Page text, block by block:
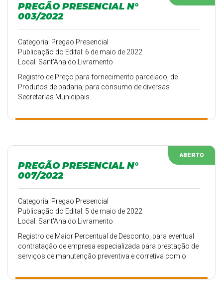
PREGÃO PRESENCIAL N°
003/2022
Categoria: Pregao Presencial
Publicação do Edital: 6 de maio de 2022
Local: Sant'Ana do Livramento
Registro de Preço para fornecimento parcelado, de
Produtos de padaria, para consumo de diversas
Secretarias Municipais.
ABERTO
PREGÃO PRESENCIAL N°
007/2022
Categoria: Pregao Presencial
Publicação do Edital: 5 de maio de 2022
Local: Sant'Ana do Livramento
Registro de Maior Percentual de Desconto, para eventual
contratação de empresa especializada para prestação de
serviços de manutenção preventiva e corretiva com o
Secretarias